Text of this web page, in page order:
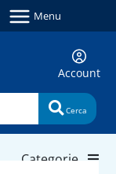
Menu
Account
Cerca
Categorie